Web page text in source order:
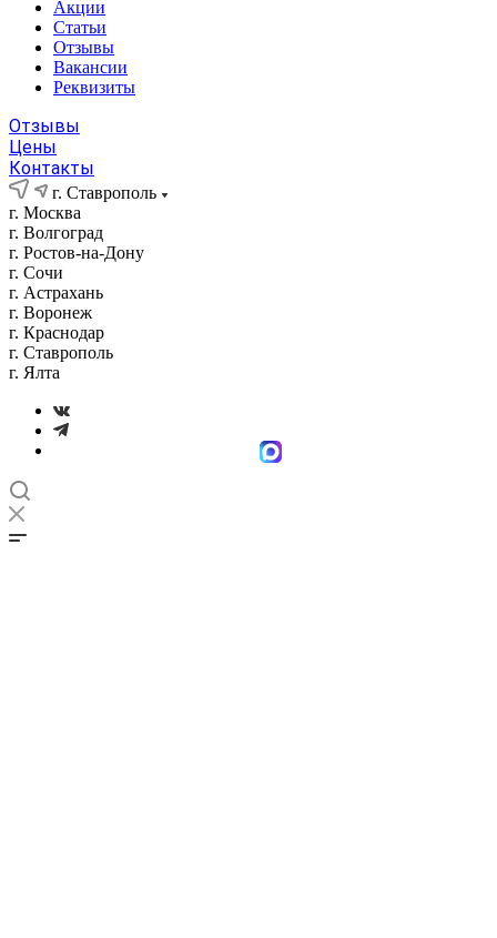
Акции
Статьи
Отзывы
Вакансии
Реквизиты
Отзывы
Цены
Контакты
г. Ставрополь
г. Москва
г. Волгоград
г. Ростов-на-Дону
г. Сочи
г. Астрахань
г. Воронеж
г. Краснодар
г. Ставрополь
г. Ялта